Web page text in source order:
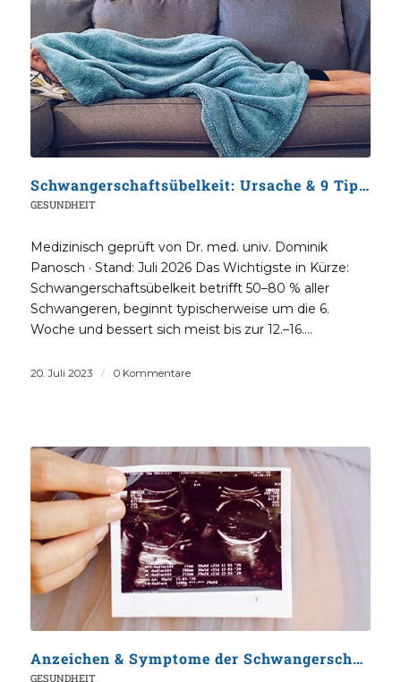
Schwangerschaftsübelkeit: Ursache & 9 Tipps zur Linderung
GESUNDHEIT
Medizinisch geprüft von Dr. med. univ. Dominik
Panosch · Stand: Juli 2026 Das Wichtigste in Kürze:
Schwangerschaftsübelkeit betrifft 50–80 % aller
Schwangeren, beginnt typischerweise um die 6.
Woche und bessert sich meist bis zur 12.–16.…
20. Juli 2023 / 0 Kommentare
Anzeichen & Symptome der Schwangerschaft: Dein umfassender Leitfaden
GESUNDHEIT